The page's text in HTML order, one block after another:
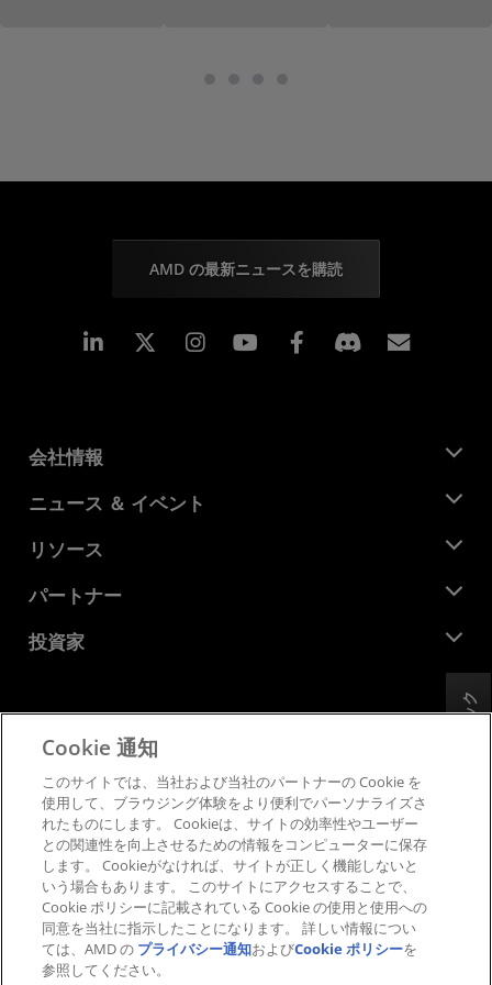
フィードバック
AMD の最新ニュースを購読
Linkedin Instagram Facebook
会社情報
AMD について
企業責任
キャリア
お問い合わせ
ニュース ＆ イベント
ニュースルーム
メディア ライブラリ
リソース
デベロッパー セントラル
ケース スタディ
パートナー
AMD パートナー ハブ
投資家
財務情報
取締役会
SEC 提出書類
プライバシー
商標
サプライ チェーンの透明性
公正でオープンな競争
英国税務戦略
Cookie ポリシー
Cookie の設定
Cookie 通知
このサイトでは、当社および当社のパートナーの Cookie を
使用して、ブラウジング体験をより便利でパーソナライズさ
れたものにします。 Cookieは、サイトの効率性やユーザー
との関連性を向上させるための情報をコンピューターに保存
します。 Cookieがなければ、サイトが正しく機能しないと
いう場合もあります。 このサイトにアクセスすることで、
Cookie ポリシーに記載されている Cookie の使用と使用への
同意を当社に指示したことになります。 詳しい情報につい
ては、AMD の プライバシー通知およびCookie ポリシーを
参照してください。